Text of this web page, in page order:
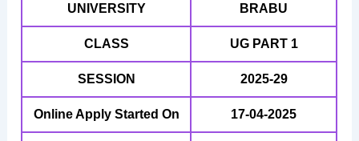
UNIVERSITY BRABU
CLASS UG PART 1
SESSION 2025-29
Online Apply Started On 17-04-2025